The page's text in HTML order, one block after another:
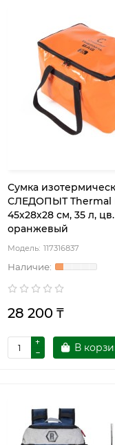
Сумка
СЛЕДОПЫТ Thermal
45х28х28 см, 35 л, цв.
оранжевый
117316837
28 200 ₸
В